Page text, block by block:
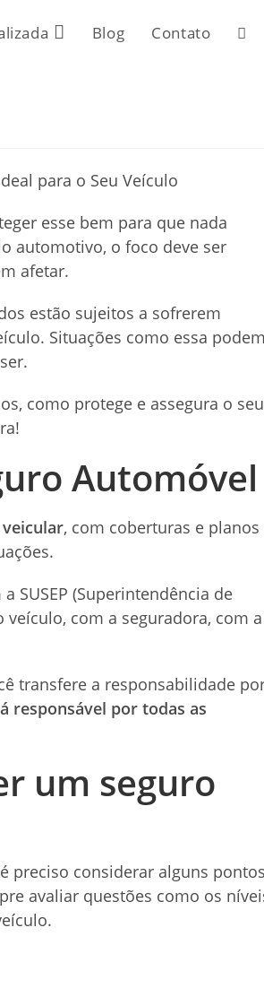
Blog Contato
esse bem para que nada
automotivo, o foco deve ser
afetar.
estão sujeitos a sofrerem
Situações como essa
como protege e assegura o seu
Automóvel
, com coberturas e planos
SUSEP (Superintendência de
com a seguradora, com a
transfere a responsabilidade
responsável por todas as
um seguro
preciso considerar alguns
avaliar questões como os